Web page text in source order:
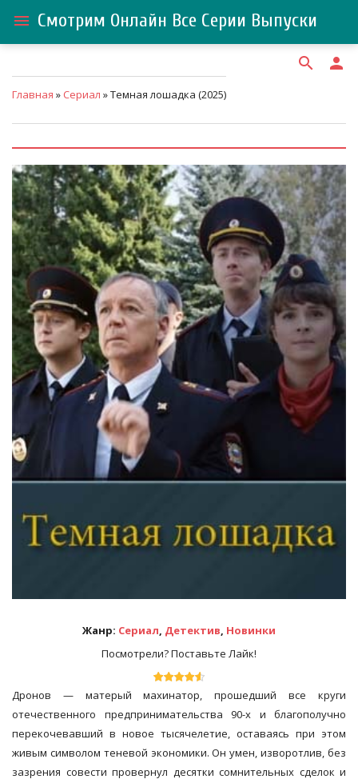
menu Смотрим Онлайн Все Серии Выпуски
search person
Главная » Сериал » Темная лошадка (2025)
Жанр: Сериал, Детектив, Новинки
Посмотрели? Поставьте Лайк!
Дронов — матерый махинатор, прошедший все круги
отечественного предпринимательства 90-х и благополучно
перекочевавший в новое тысячелетие, оставаясь при этом
живым символом теневой экономики. Он умен, изворотлив, без
зазрения совести провернул десятки сомнительных сделок и